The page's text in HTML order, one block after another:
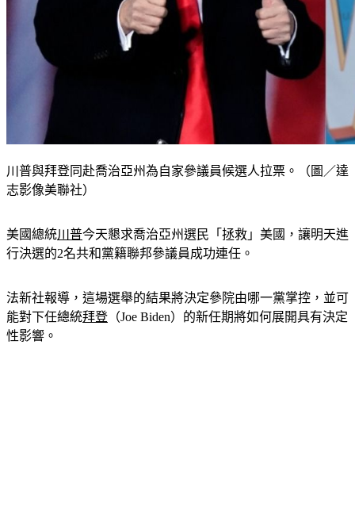
川普與拜登同赴喬治亞州為自家參議員候選人拉票。（圖／達
志影像美聯社）
美國總統川普今天懇求喬治亞州選民「拯救」美國，讓明天進
行決選的2名共和黨籍聯邦參議員成功連任。
法新社報導，這場選舉的結果將決定參院由哪一黨掌控，並可
能對下任總統拜登 （Joe Biden）的新任期將如何展開具有決定
性影響。